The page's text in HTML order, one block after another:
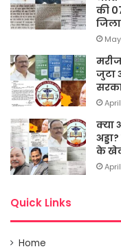
की
जुटा
क्या
के
Quick Links
Home